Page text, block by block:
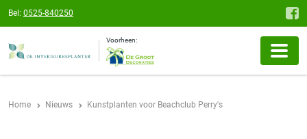
Bel: 0525-840250
Voorheen:
Home Nieuws Kunstplanten voor Beachclub Perry's